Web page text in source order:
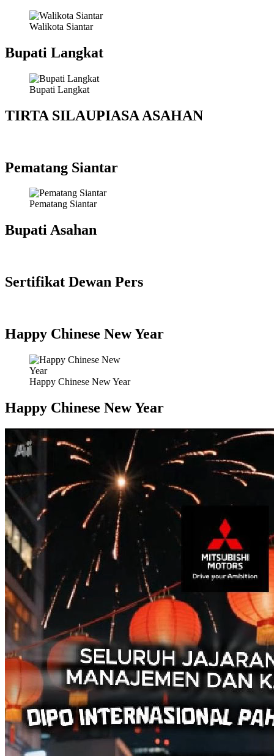
Walikota Siantar
Bupati Langkat
Bupati Langkat
TIRTA SILAUPIASA ASAHAN
Pematang Siantar
Pematang Siantar
Bupati Asahan
Sertifikat Dewan Pers
Happy Chinese New Year
Happy Chinese New Year
Happy Chinese New Year